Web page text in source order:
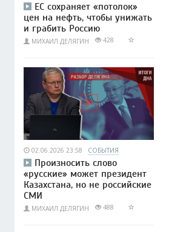
ЕС сохраняет «потолок»
цен на нефть, чтобы унижать
и грабить Россию
МИХАИЛ ДЕЛЯГИН 428
02.06.2026 23:58 СОБЫТИЯ
Произносить слово
«русские» может президент
Казахстана, но не российские
СМИ
МИХАИЛ ДЕЛЯГИН 488